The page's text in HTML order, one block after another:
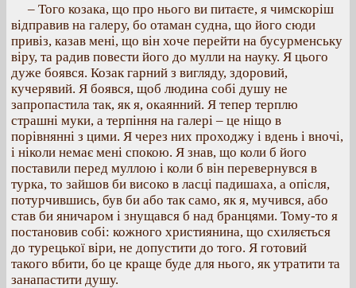
– Того козака, що про нього ви питаєте, я чимскоріш
відправив на галеру, бо отаман судна, що його сюди
привіз, казав мені, що він хоче перейти на бусурменську
віру, та радив повести його до мулли на науку. Я цього
дуже боявся. Козак гарний з вигляду, здоровий,
кучерявий. Я боявся, щоб людина собі душу не
запропастила так, як я, окаянний. Я тепер терплю
страшні муки, а терпіння на галері – це ніщо в
порівнянні з цими. Я через них проходжу і вдень і вночі,
і ніколи немає мені спокою. Я знав, що коли б його
поставили перед муллою і коли б він перевернувся в
турка, то зайшов би високо в ласці падишаха, а опісля,
потурчившись, був би або так само, як я, мучився, або
став би яничаром і знущався б над бранцями. Тому-то я
постановив собі: кожного християнина, що схиляється
до турецької віри, не допустити до того. Я готовий
такого вбити, бо це краще буде для нього, як утратити та
занапастити душу.